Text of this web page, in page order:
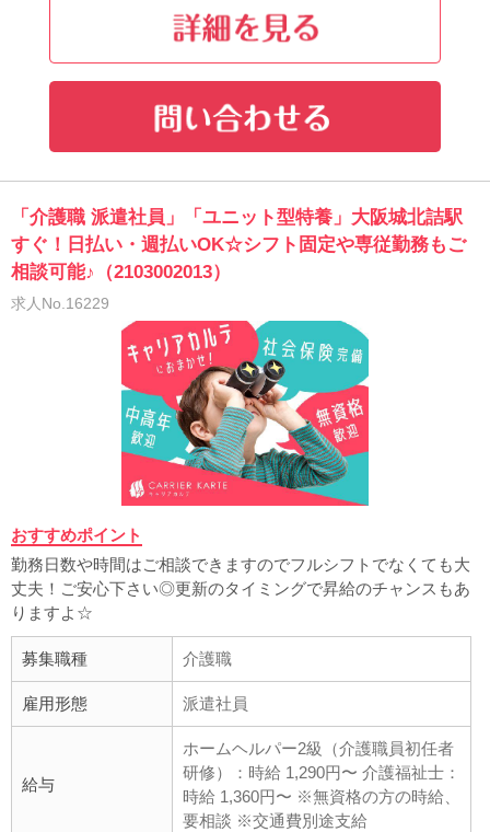
「介護職 派遣社員」「ユニット型特養」大阪城北詰駅
すぐ！日払い・週払いOK☆シフト固定や専従勤務もご
相談可能♪（2103002013）
求人No.16229
おすすめポイント
勤務日数や時間はご相談できますのでフルシフトでなくても大
丈夫！ご安心下さい◎更新のタイミングで昇給のチャンスもあ
りますよ☆
募集職種 介護職
雇用形態 派遣社員
給与
ホームヘルパー2級（介護職員初任者
研修）：時給 1,290円〜 介護福祉士：
時給 1,360円〜 ※無資格の方の時給、
要相談 ※交通費別途支給